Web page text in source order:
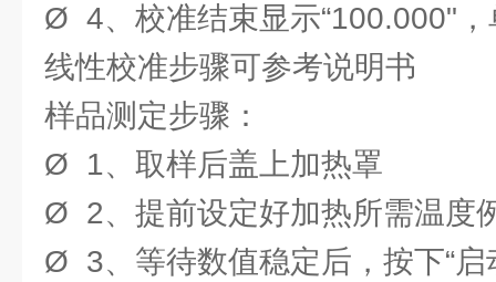
Ø 4、校准结束显示“100.000"，
线性校准步骤可参考说明书
样品测定步骤：
Ø 1、取样后盖上加热罩
Ø 2、提前设定好加热所需温度
Ø 3、等待数值稳定后，按下“启